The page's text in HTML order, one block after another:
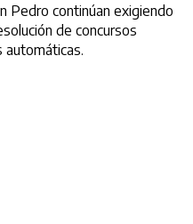
Pedro continúan exigiendo
de concursos